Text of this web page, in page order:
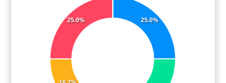
25.0%
25.0%